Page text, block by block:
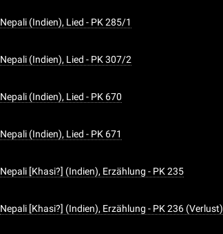
Nepali (Indien), Lied - PK 285/1
Nepali (Indien), Lied - PK 307/2
Nepali (Indien), Lied - PK 670
Nepali (Indien), Lied - PK 671
Nepali [Khasi?] (Indien), Erzählung - PK 235
Nepali [Khasi?] (Indien), Erzählung - PK 236 (Verlust)